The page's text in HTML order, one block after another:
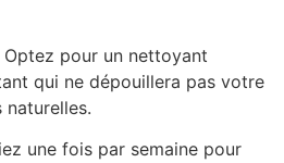
Optez pour un nettoyant
qui ne dépouillera pas votre
naturelles.
une fois par semaine pour